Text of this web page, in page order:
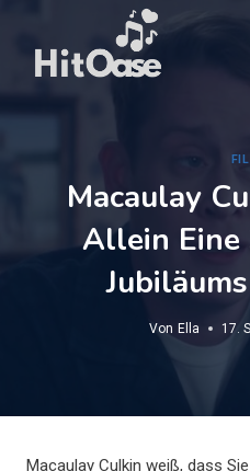
springen
Macaulay
Allein
Von Ella 17.
Macaulay Culkin weiß, dass